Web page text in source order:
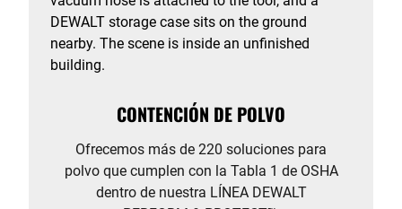
CONTENCIÓN DE POLVO
Ofrecemos más de 220 soluciones para
polvo que cumplen con la Tabla 1 de OSHA
dentro de nuestra LÍNEA DEWALT